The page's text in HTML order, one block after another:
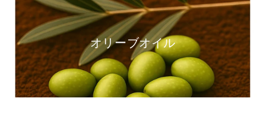
オリーブオイル